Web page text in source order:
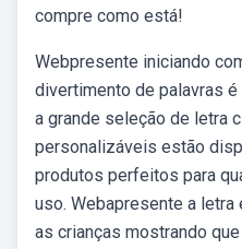
compre como está!
Webpresente iniciando
divertimento de palavras
a grande seleção de letra
personalizáveis estão
produtos perfeitos para
uso. Webapresente a
as crianças mostrando